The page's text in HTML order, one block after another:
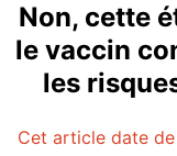
Non, cette
le vaccin
les
Cet article date